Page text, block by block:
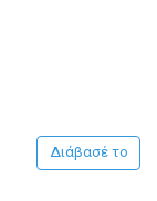
Διάβασέ το